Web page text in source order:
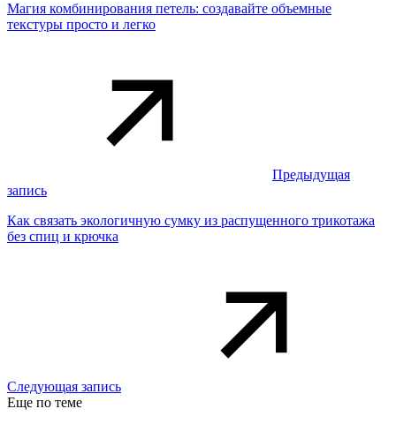
Магия комбинирования петель: создавайте объемные
текстуры просто и легко
Предыдущая
запись
Как связать экологичную сумку из распущенного трикотажа
без спиц и крючка
Следующая запись
Еще по теме